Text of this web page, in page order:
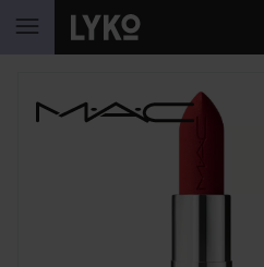
HOPPA TILL INNEHÅLLET
HOPPA ÖVER SEKTIONEN